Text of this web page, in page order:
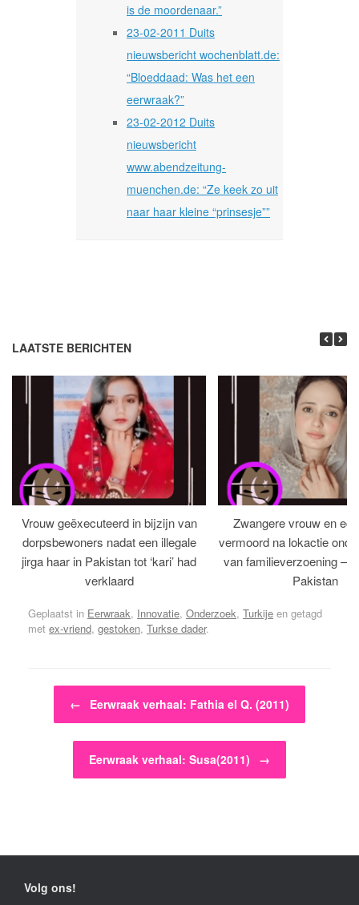
is de moordenaar.”
23-02-2011 Duits
nieuwsbericht wochenblatt.de:
“Bloeddaad: Was het een
eerwraak?”
23-02-2012 Duits
nieuwsbericht
www.abendzeitung-
muenchen.de: “Ze keek zo uit
naar haar kleine “prinsesje””
LAATSTE BERICHTEN
Vrouw geëxecuteerd in bijzijn van
dorpsbewoners nadat een illegale
jirga haar in Pakistan tot ‘kari’ had
verklaard
Zwangere vrouw en
vermoord na lokactie
van familieverzoening –
Pakistan
Geplaatst in Eerwraak, Innovatie, Onderzoek, Turkije en getagd
met ex-vriend, gestoken, Turkse dader.
Bericht navigatie
← Eerwraak verhaal: Fathia el Q. (2011)
Eerwraak verhaal: Susa(2011) →
Volg ons!